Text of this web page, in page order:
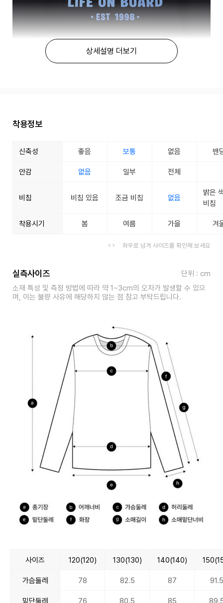
상세설명 더보기
착용정보
신축성 좋음 보통 없음 밴
안감 없음 일부 전체
비침 비침 있음 조금 비침 없음
밝은
비침
착용시기 봄 여름 가을 겨
좌우로 넘겨 사이즈를 확인해 보세요
실측사이즈
단위 : cm
소재 특성 및 측정 방법에 따라 약 1~3cm의 오차가 발생할 수 있으
며, 이는 불량 사유에 해당하지 않는 점 참고 부탁드립니다.
사이즈 120(120) 130(130) 140(140)
가슴둘레 78 82.5 87
밑단둘레 76 80.5 85